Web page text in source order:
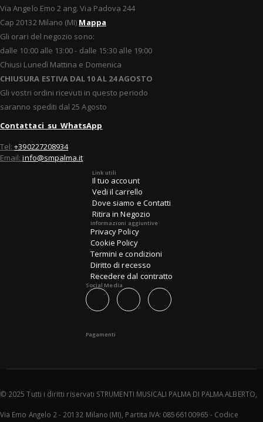
Via Angelo Emo 2 ang. Via Padova 244
Cap 20132 Milano (MI) Mappa
Gli orari del negozio sono:
dalle 10:00 alle 13:00 - dalle 15:30 alle 19:00
Chiusi Lunedì Mattina e Domenica
CHIUSURA ESTIVA DAL 10 AL 24 AGOSTO
Gli vostri ordini ricevuti in questo periodo
saranno spediti dal 25 Agosto
Contattaci su WhatsApp
Tel:+390227208934
Email:info@smpalma.it
Link utili
Il tuo account
Vedi il carrello
Dove siamo e Contatti
Ritira in Negozio
Informazioni aggiuntive
Privacy Policy
Cookie Policy
Termini e condizioni
Diritto di recesso
Recedere dal contratto
Social Media
Pagamenti
© 2025 Tutti i diritti riservati STRUMENTI MUSICALI PALMA DI PALMA ALBERTO,
Via Emo Angelo 2 - 20132 Milano (MI), Partita IVA: 08566100965 - Codice